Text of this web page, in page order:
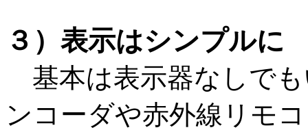
３）表示はシンプルに
基本は表示器なしで
ンコーダや赤外線リモ